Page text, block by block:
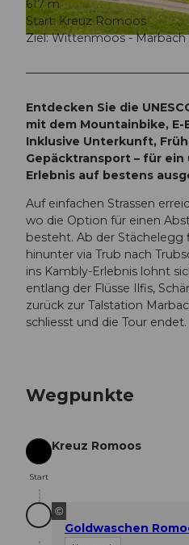
© Lukas Sprenger , Bikegenoss
617 m
Start: Kreuz Romoos
Ziel: Wittenmoos - Marbach
Entdecken Sie die
mit dem Mountainbike, E-
Inklusive Unterkunft,
Gepäcktransport – für
Erlebnis auf bestens
Auf einfachen Strassen
wo die Option für einen
besteht. Ab der Stächelegg
hinunter via Trub nach
ins Kambly-Erlebnis lohnt
entlang der Flüsse Ilfis,
zurück zur Talstation
schliesst und die Tour endet.
Wegpunkte
Start
Start
Kreuz Romoos
©
Goldwaschen